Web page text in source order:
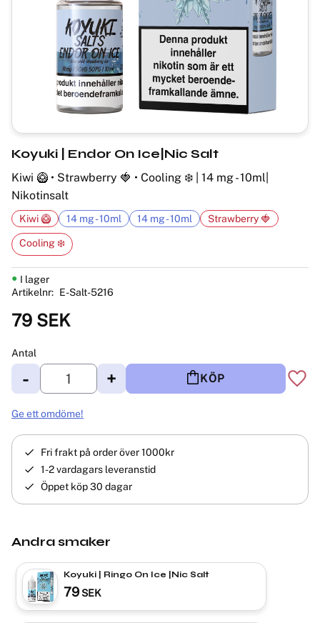
Koyuki | Endor On Ice|Nic Salt
Kiwi 🥝 • Strawberry 🍓 • Cooling ❄️ | 14 mg - 10ml|
Nikotinsalt
79 SEK
Antal
+
- KÖP
I lager
Artikelnr
E-Salt-5216
Kiwi 🥝 14 mg - 10ml 14 mg - 10ml Strawberry 🍓
Cooling ❄️
Ge ett omdöme!
Fri frakt på order över 1000kr
1-2 vardagars leveranstid
Öppet köp 30 dagar
Andra smaker
Koyuki | Ringo On Ice |Nic Salt
79 SEK